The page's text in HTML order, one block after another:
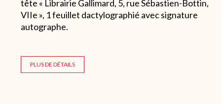
tête « Librairie Gallimard, 5, rue Sébastien-Bottin,
VIIe », 1 feuillet dactylographié avec signature
autographe.
PLUS DE DÉTAILS